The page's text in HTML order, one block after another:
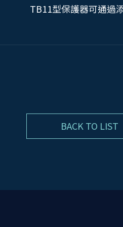
TB11型保護器可通過
BACK TO LIST